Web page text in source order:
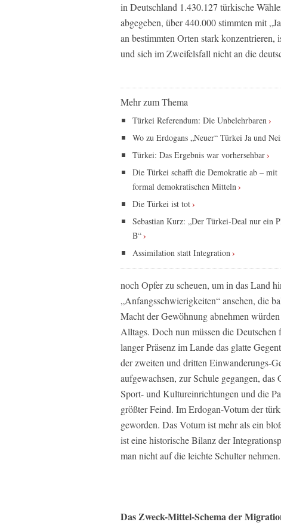
in Deutschland 1.430.127 türkische
abgegeben, über 440.000 stimmten mit
an bestimmten Orten stark
und sich im Zweifelsfall nicht an die
Mehr zum Thema
Türkei Referendum: Die Unbelehrbaren
Wo zu Erdogans „Neuer“ Türkei Ja und
Türkei: Das Ergebnis war vorhersehbar
Die Türkei schafft die Demokratie ab – mit
formal demokratischen Mitteln
Die Türkei ist tot
Sebastian Kurz: „Der Türkei-Deal nur ein
B“
Assimilation statt Integration
noch Opfer zu scheuen, um in das Land
„Anfangsschwierigkeiten“ ansehen, die
Macht der Gewöhnung abnehmen
Alltags. Doch nun müssen die Deutschen
langer Präsenz im Lande das glatte
der zweiten und dritten Einwanderungs-
aufgewachsen, zur Schule gegangen,
Sport- und Kultureinrichtungen und die
größter Feind. Im Erdogan-Votum der
geworden. Das Votum ist mehr als ein
ist eine historische Bilanz der
man nicht auf die leichte Schulter nehmen.
Das Zweck-Mittel-Schema der